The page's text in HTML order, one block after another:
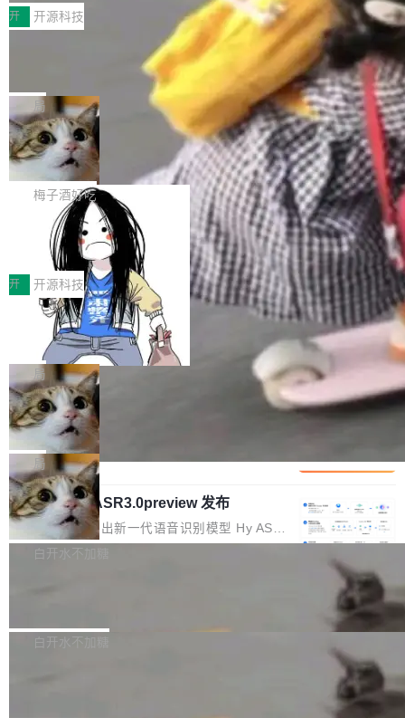
持续开源更多基于UCL-Engine的高性能通信组
件。 腾讯网平团队在UCL-MPComm中实现了一
个独立于业务线程的全局通信引擎（Engine），
经开始引入 AI Coding 工具，通过调用公有云模
型或企业内部部署模型提升研发效率。但随着 AI
Coding 从个人辅助工具逐步走向团队级、组织
级应用，企业在规模化落地过程中，对安全性、
可控性和代码质量提出了更高要求。 首先是数据
安全与合规要求。对于大多数普通研发场景，公
有云模型能够满足快速试用和效率提升的需求。
但对于金融、能源、医疗等对数据安全要求较...
智能应用典型案例名单》，集中展示人工智能在
各领域的应用成果，覆盖技术底座、行业赋能、
产品应用、支撑保障、专题等五大方向。深信服
AI算力网关（AI创新平台）成功入选！ 随着各行
各业的Agent走向规模化建设，算力构成形态逐
渐丰富，用户关注的重点也在发生变化：不只是
让AI用起来，还要进一步看清混合算力时代下，
Token花在哪里、算力是否被充分利用，以及持
续增长的AI成本该如何优化。 深信服AI算力网关
正是围绕这些实际问题，从Token治理和成本治
理两个方面，让用户的每一份算力都看得清、管
得住、用得稳、省得下、更安全！ 一、从现在开
始，Token使用一目...
开 开源科技
Jeff Dean 离开 Google：一个时代的结
束，一个实验室的开始
Google 员工编号 20。MapReduce 作者之一。
Bigtable 作者之一。TensorFlow 的作者之一。
Gemini 的架构师。Google 首席科学家。 Jeff D
ean 在 Google 工作了 27 年后，宣布离职。 他
不是一个人走。一同离开的还有 Sanjay Ghema
wat（Google 员工编号 23，Jeff Dean 二十多
年的编程搭档，MapReduce 和 Bigtable 的共同
作者）、Quoc Le（Google 大脑核心成员，Se
q2Seq 和 DocAI 的共同发明人）以及 Oriol Vin
yals（Gemini 联合负责人，AlphaSta...
局
🔥 SolonCode v2026.8.4 发布：界面
字体可调、22 种语言、记忆搜索增强
打开终端就能上岗的全中文编码智能体，这一轮
把「看得清、用母语、记得住」三件事一次补
齐。 SolonCode 是什么 SolonCode 是杭州无
耳科技研发的企业级终端编码智能体——一位全
中文驱动的数字员工，自主理解需求、规划步
骤、编写代码。不挑模型、不挑平台，curl 一行
装完即用。 开源地址：Gitee · GitCode · GitHu
b 安装 支持 Java 8+（8~26）、macOS / Linu
x / Windows / Harmony PC。 # macOS / Linu
x / Harmony PC curl -fsSL https://solon.noea
r.org/solon...
梅子酒好吃
让“代码语义理解”深度释放AI Coding
价值潜能：华为云码道（CodeArts）
代码仓技术解析
一、代码仓深度理解技术的作用与价值 在软件工
程实践中，代码仓是企业核心知识资产的主要载
体。企业级代码仓库通常包含数十万乃至数百万
个文件，其规模远超单次模型调用可承载的上下
文窗口。随着项目规模的持续扩张与代码历史的
不断累积，代码仓中的模块关系、接口契约、业
务逻辑等关键信息往往分散于数十乃至数百个文
件之中，形成高度复杂的知识关联网络。传统的
代码检索手段（如关键词匹配、目录遍历）仅能
在语法层面完成文本定位，难以触及代码的语义
内涵与结构关联，导致开发者使用代码智能体在
理解大规模代码仓时面临显著"代码仓理解"瓶
颈。 代码仓深度理解服务（以下简称" CodeBas
e深度理解服务"）是华为云码道（CodeA...
开 开源科技
一条“删库”命令跑 17 小时，算法工程
师删光 89TB 数据只为干私活
最高人民检察院8月4日公布了一起案件：北京一
名90后算法工程师王某，为了给自己接的私活腾
服务器空间，删光了公司AI游戏部门的全部核心
数据。 王某2024年1月入职东城区某科技公司AI
短剧部门，有互联网大厂背景。在公司内部架构
调整期间，部门三次通知全员将数据从A集群迁
移到B集群，王某都回复了"收到"。 他没有迁移
数据。2024年9月3日下午4点，他使用此前登录
的账号密码进入A集群，输入了一条被程序员圈
称为"删库跑路"的命令——最高管理员权限、无
自研的多个文生3D和...
局
Cloudflare 分享推理优化实践：KV ca
che 量化 + 权重压缩，吞吐量提升 4
1%，成本降 30%
Kimi 和 GLM 是当前最强的大模型系列之一，但
它们有一个共同的问题：太吃显存了。月之暗面
的 Kimi K 系列和智谱的 GLM 都是长上下文、M
oE 架构的大模型，好用到让人上瘾，但 GPU 显
存永远不够用。 Cloudflare 的 Workers AI 团队
一直在跑这些模型的推理。他们在官方博客上发
整性保护。效果是：吞吐量提升 41%，每 token
局
腾讯混元 Hy ASR3.0preview 发布
腾讯混元正式推出新一代语音识别模型 Hy ASR
3.0preview。基于最新一代大语言模型 Hy3 的
让语音识别不再只是听清，而是真正听懂。通过
白开水不加糖
新和少量网页兼容性修复版本。 Changes/fixe
白开水不加糖